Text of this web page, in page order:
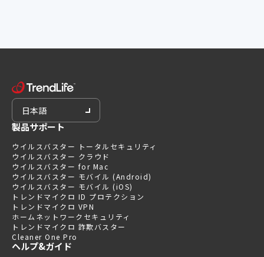
日本語
製品サポート
ウイルスバスター トータルセキュリティ
ウイルスバスター クラウド
ウイルスバスター for Mac
ウイルスバスター モバイル (Android)
ウイルスバスター モバイル (iOS)
トレンドマイクロ ID プロテクション
トレンドマイクロ VPN
ホームネットワークセキュリティ
トレンドマイクロ 詐欺バスター
Cleaner One Pro
ヘルプ&ガイド